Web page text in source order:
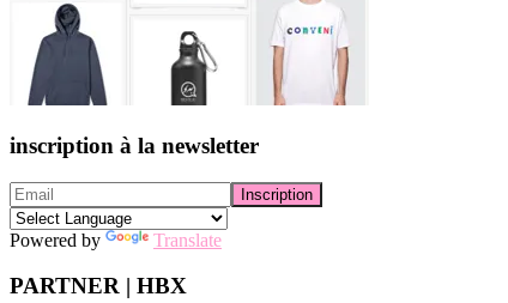
inscription à la newsletter
Powered by Translate
PARTNER | HBX